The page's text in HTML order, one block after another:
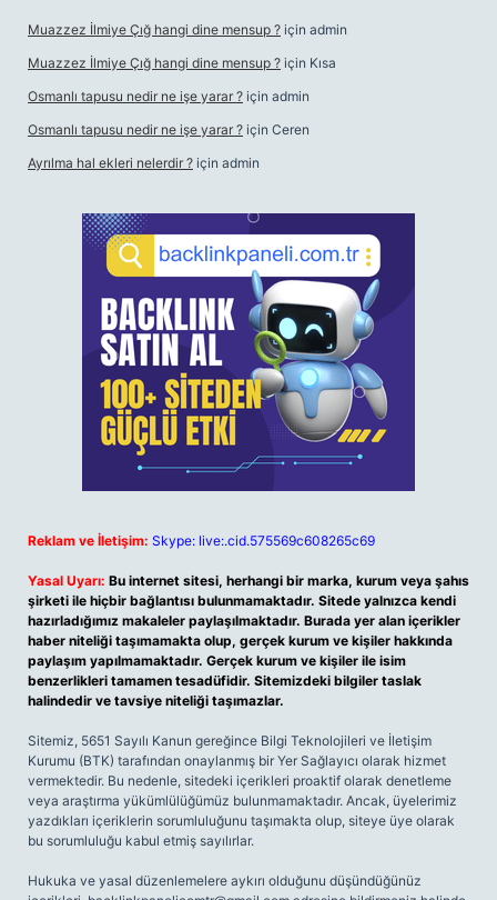
Muazzez İlmiye Çığ hangi dine mensup ? için admin
Muazzez İlmiye Çığ hangi dine mensup ? için Kısa
Osmanlı tapusu nedir ne işe yarar ? için admin
Osmanlı tapusu nedir ne işe yarar ? için Ceren
Ayrılma hal ekleri nelerdir ? için admin
Reklam ve İletişim: Skype: live:.cid.575569c608265c69
Yasal Uyarı: Bu internet sitesi, herhangi bir marka, kurum veya şahıs
şirketi ile hiçbir bağlantısı bulunmamaktadır. Sitede yalnızca kendi
hazırladığımız makaleler paylaşılmaktadır. Burada yer alan içerikler
haber niteliği taşımamakta olup, gerçek kurum ve kişiler hakkında
paylaşım yapılmamaktadır. Gerçek kurum ve kişiler ile isim
benzerlikleri tamamen tesadüfidir. Sitemizdeki bilgiler taslak
halindedir ve tavsiye niteliği taşımazlar.
Sitemiz, 5651 Sayılı Kanun gereğince Bilgi Teknolojileri ve İletişim
Kurumu (BTK) tarafından onaylanmış bir Yer Sağlayıcı olarak hizmet
vermektedir. Bu nedenle, sitedeki içerikleri proaktif olarak denetleme
veya araştırma yükümlülüğümüz bulunmamaktadır. Ancak, üyelerimiz
yazdıkları içeriklerin sorumluluğunu taşımakta olup, siteye üye olarak
bu sorumluluğu kabul etmiş sayılırlar.
Hukuka ve yasal düzenlemelere aykırı olduğunu düşündüğünüz